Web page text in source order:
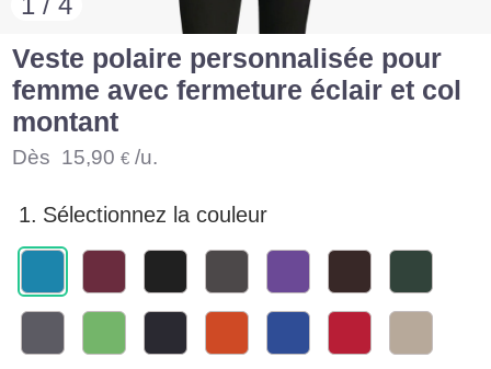
Veste polaire personnalisée pour
femme avec fermeture éclair et col
montant
Dès 15,90 € /u.
1. Sélectionnez la couleur